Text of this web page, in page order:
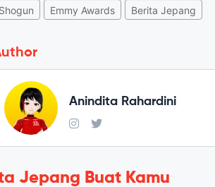
Shogun Emmy Awards Berita Jepang
Anindita Rahardini
Jepang Buat Kamu